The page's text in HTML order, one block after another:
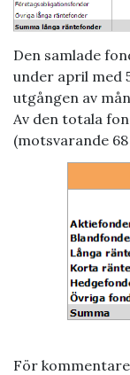
Den samlade
under april med
utgången av
Av den totala
(motsvarande
För